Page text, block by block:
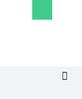
košík